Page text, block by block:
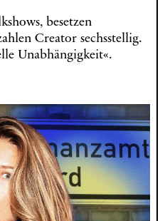
besetzen
Creator sechsstellig.
Unabhängigkeit«.